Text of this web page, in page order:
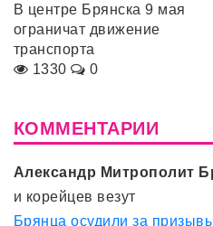
В центре Брянска 9 мая
ограничат движение
транспорта
1330
0
КОММЕНТАРИИ
Александр Митрополит
и корейцев везут
Брянца осудили за